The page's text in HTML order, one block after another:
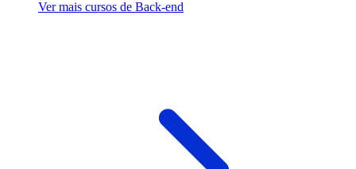
Ver mais cursos de Back-end